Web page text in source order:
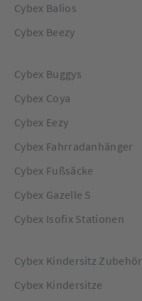
Cybex Balios
Cybex Beezy
Cybex Buggys
Cybex Coya
Cybex Eezy
Cybex Fahrradanhänger
Cybex Fußsäcke
Cybex Gazelle S
Cybex Isofix Stationen
Cybex Kindersitz Zubehör
Cybex Kindersitze